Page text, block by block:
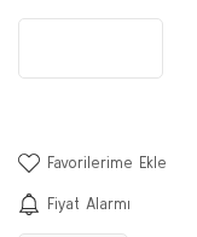
Fiyat Alarmı